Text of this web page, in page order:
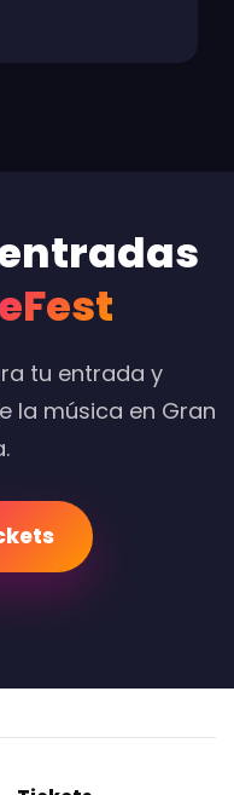
tu entrada y
la música en Gran